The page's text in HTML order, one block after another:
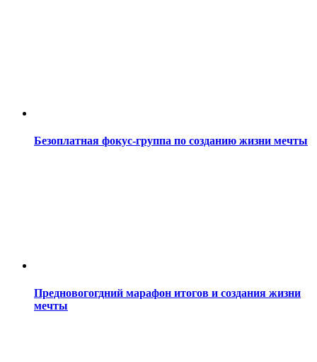
Безоплатная фокус-группа по созданию жизни мечты
Предновогогдний марафон итогов и создания жизни
мечты